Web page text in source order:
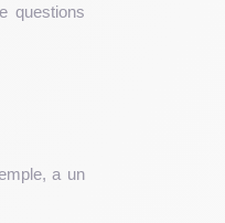
questions
a un